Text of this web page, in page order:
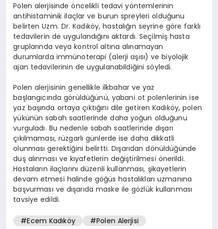
Polen alerjisinde öncelikli tedavi yöntemlerinin
antihistaminik ilaçlar ve burun spreyleri olduğunu
belirten Uzm. Dr. Kadıköy, hastalığın seyrine göre farklı
tedavilerin de uygulandığını aktardı. Seçilmiş hasta
gruplarında veya kontrol altına alınamayan
durumlarda immünoterapi (alerji aşısı) ve biyolojik
ajan tedavilerinin de uygulanabildiğini söyledi.
Polen alerjisinin genellikle ilkbahar ve yaz
başlangıcında görüldüğünü, yabani ot polenlerinin ise
yaz başında ortaya çıktığını dile getiren Kadıköy, polen
yükünün sabah saatlerinde daha yoğun olduğunu
vurguladı. Bu nedenle sabah saatlerinde dışarı
çıkılmaması, rüzgarlı günlerde ise daha dikkatli
olunması gerektiğini belirtti. Dışarıdan dönüldüğünde
duş alınması ve kıyafetlerin değiştirilmesi önerildi.
Hastaların ilaçlarını düzenli kullanması, şikayetlerin
devam etmesi halinde göğüs hastalıkları uzmanına
başvurması ve dışarıda maske ile gözlük kullanması
tavsiye edildi.
#Ecem Kadıköy #Polen Alerjisi